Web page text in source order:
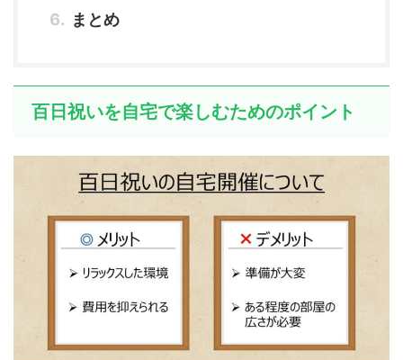
まとめ
百日祝いを自宅で楽しむためのポイント